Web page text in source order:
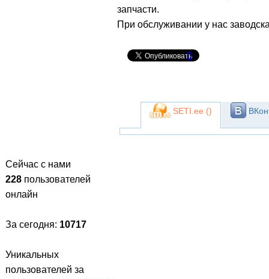
Сейчас с нами
228 пользователей
онлайн
За сегодня: 10717
Уникальных
пользователей за
запчасти.
При обслуживании у нас
0
SETI.ee ()